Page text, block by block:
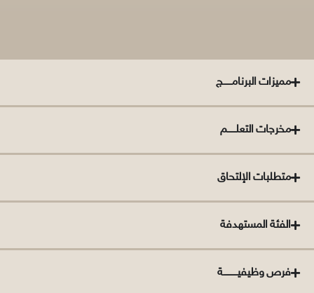
مميزات البرنامــــــج
مخرجات التعلــــــم
متطلبات الإلتحاق
الفئة المستهدفة
فرص وظيفيــــــــــة